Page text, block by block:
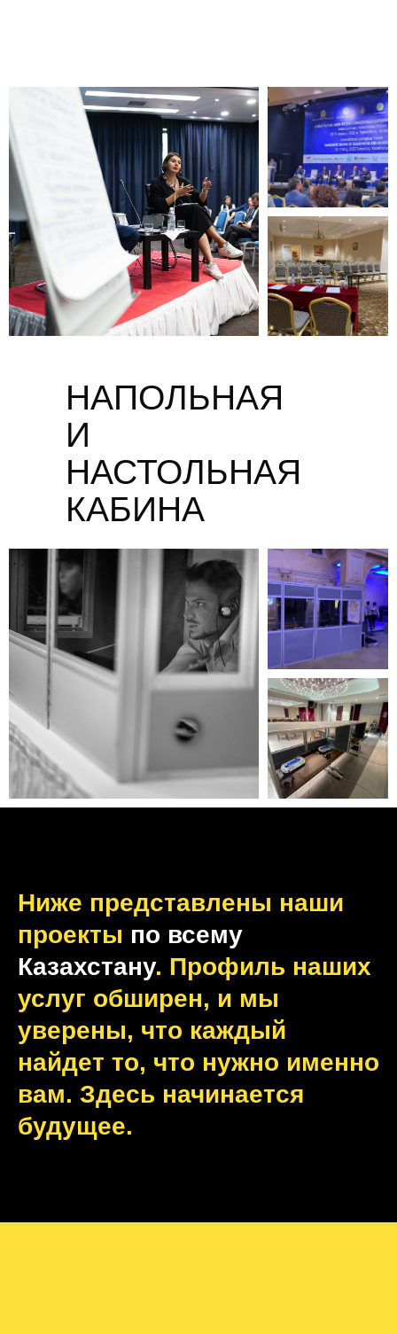
НАПОЛЬНАЯ
И
НАСТОЛЬНАЯ
КАБИНА
Ниже представлены наши
проекты по всему
Казахстану. Профиль наших
услуг обширен, и мы
уверены, что каждый
найдет то, что нужно именно
вам. Здесь начинается
будущее.